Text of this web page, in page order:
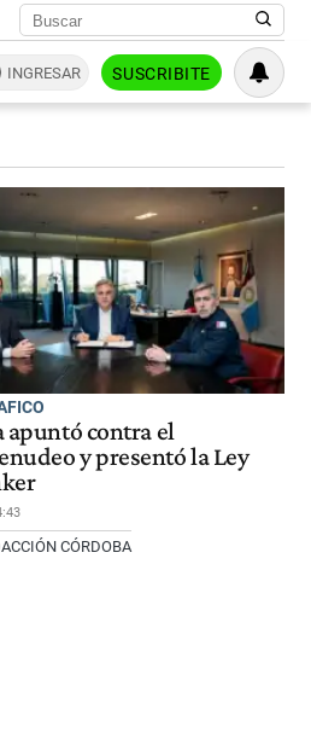
INGRESAR SUSCRIBITE
apuntó contra el
y presentó la Ley
CÓRDOBA